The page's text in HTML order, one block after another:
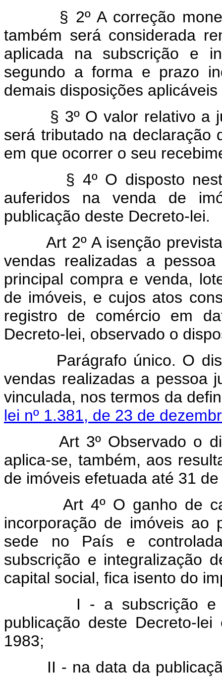
§ 2º A correção
também será considerada
aplicada na subscrição e
segundo a forma e prazo
demais disposições
§ 3º O valor relativo a
será tributado na declaração
em que ocorrer o seu
§ 4º O disposto neste
auferidos na venda de
publicação deste Decreto-lei.
Art 2º A isenção prevista
vendas realizadas a
principal compra e venda,
de imóveis, e cujos atos
registro de comércio em
Decreto-lei, observado o
Parágrafo único. O
vendas realizadas a pessoa
vinculada, nos termos da
lei nº 1.381, de 23 de
Art 3º Observado o
aplica-se, também, aos
de imóveis efetuada até 31
Art 4º O ganho de
incorporação de imóveis ao
sede no País e
subscrição e integralização
capital social, fica isento do
I - a subscrição e
publicação deste Decreto-
1983;
II - na data da publicação